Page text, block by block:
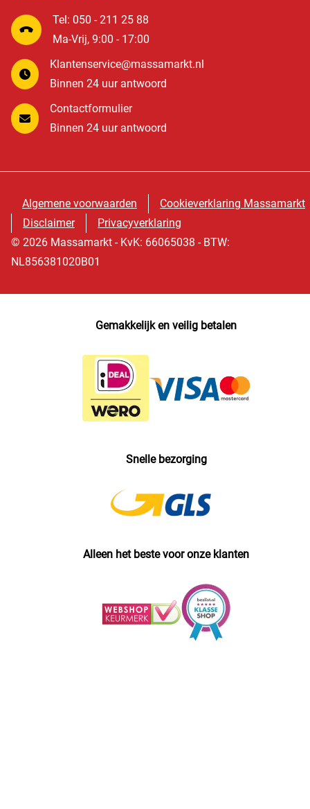
Tel: 050 - 211 25 88
Ma-Vrij, 9:00 - 17:00
Klantenservice@massamarkt.nl
Binnen 24 uur antwoord
Contactformulier
Binnen 24 uur antwoord
Algemene voorwaarden
Cookieverklaring Massamarkt
Disclaimer
Privacyverklaring
© 2026 Massamarkt - KvK: 66065038 - BTW:
NL856381020B01
Gemakkelijk en veilig betalen
Snelle bezorging
Alleen het beste voor onze klanten